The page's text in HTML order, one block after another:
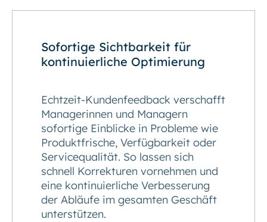
Sofortige Sichtbarkeit für
kontinuierliche Optimierung
Echtzeit-Kundenfeedback verschafft
Managerinnen und Managern
sofortige Einblicke in Probleme wie
Produktfrische, Verfügbarkeit oder
Servicequalität. So lassen sich
schnell Korrekturen vornehmen und
eine kontinuierliche Verbesserung
der Abläufe im gesamten Geschäft
unterstützen.